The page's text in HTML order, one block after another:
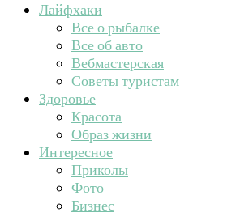
Лайфхаки
Все о рыбалке
Все об авто
Вебмастерская
Советы туристам
Здоровье
Красота
Образ жизни
Интересное
Приколы
Фото
Бизнес